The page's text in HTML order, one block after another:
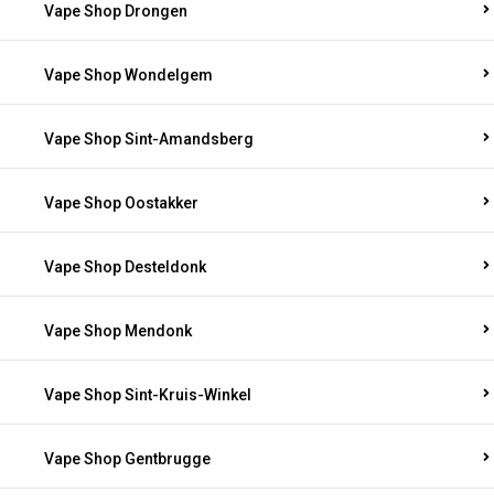
Vape Shop Drongen
Vape Shop Wondelgem
Vape Shop Sint-Amandsberg
Vape Shop Oostakker
Vape Shop Desteldonk
Vape Shop Mendonk
Vape Shop Sint-Kruis-Winkel
Vape Shop Gentbrugge